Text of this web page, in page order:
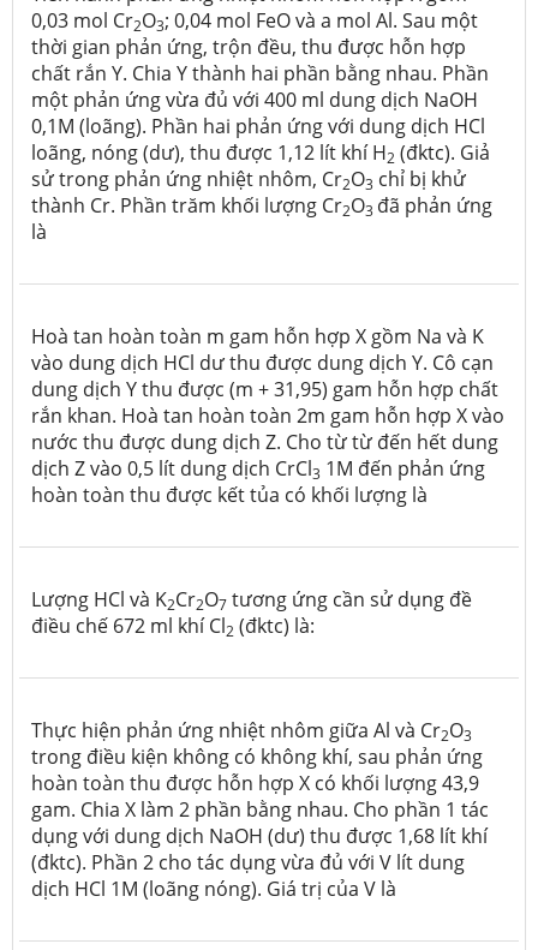
0,03 mol Cr2O3; 0,04 mol FeO và a mol Al. Sau một
thời gian phản ứng, trộn đều, thu được hỗn hợp
chất rắn Y. Chia Y thành hai phần bằng nhau. Phần
một phản ứng vừa đủ với 400 ml dung dịch NaOH
0,1M (loãng). Phần hai phản ứng với dung dịch HCl
loãng, nóng (dư), thu được 1,12 lít khí H2 (đktc). Giả
sử trong phản ứng nhiệt nhôm, Cr2O3 chỉ bị khử
thành Cr. Phần trăm khối lượng Cr2O3 đã phản ứng
là
Hoà tan hoàn toàn m gam hỗn hợp X gồm Na và K
vào dung dịch HCl dư thu được dung dịch Y. Cô cạn
dung dịch Y thu được (m + 31,95) gam hỗn hợp chất
rắn khan. Hoà tan hoàn toàn 2m gam hỗn hợp X vào
nước thu được dung dịch Z. Cho từ từ đến hết dung
dịch Z vào 0,5 lít dung dịch CrCl3 1M đến phản ứng
hoàn toàn thu được kết tủa có khối lượng là
Lượng HCl và K2Cr2O7 tương ứng cần sử dụng đề
điều chế 672 ml khí Cl2 (đktc) là:
Thực hiện phản ứng nhiệt nhôm giữa Al và Cr2O3
trong điều kiện không có không khí, sau phản ứng
hoàn toàn thu được hỗn hợp X có khối lượng 43,9
gam. Chia X làm 2 phần bằng nhau. Cho phần 1 tác
dụng với dung dịch NaOH (dư) thu được 1,68 lít khí
(đktc). Phần 2 cho tác dụng vừa đủ với V lít dung
dịch HCl 1M (loãng nóng). Giá trị của V là